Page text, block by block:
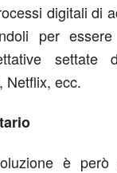
digitali di
per
settate
Netflix, ecc.
è però